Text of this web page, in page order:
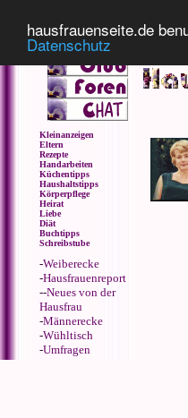
hausfrauenseite.de
Datenschutz
Kleinanzeigen
Eltern
Rezepte
Handarbeiten
Küchentipps
Haushaltstipps
Körperpflege
Heirat
Liebe
Diät
Buchtipps
Schreibstube
-Weiberecke
-Hausfrauenreport
--Neues von der
Hausfrau
-Männerecke
-Wühltisch
-Umfragen